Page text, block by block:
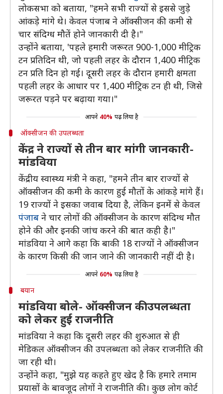
लोकसभा को बताया, "हमने सभी राज्यों से इससे जुड़े
आंकड़े मांगे थे। केवल पंजाब ने ऑक्सीजन की कमी से
चार संदिग्ध मौतें होने जानकारी दी है।"
उन्होंने बताया, 'पहले हमारी जरूरत 900-1,000 मीट्रिक
टन प्रतिदिन थी, जो पहली लहर के दौरान 1,400 मीट्रिक
टन प्रति दिन हो गई। दूसरी लहर के दौरान हमारी क्षमता
पहली लहर के आधार पर 1,400 मीट्रिक टन ही थी, जिसे
जरूरत पड़ने पर बढ़ाया गया।"
आपने 40% पढ़ लिया है
ऑक्सीजन की उपलब्धता
केंद्र ने राज्यों से तीन बार मांगी जानकारी-
मांडविया
केंद्रीय स्वास्थ्य मंत्री ने कहा, "हमने तीन बार राज्यों से
ऑक्सीजन की कमी के कारण हुई मौतों के आंकड़े मांगे हैं।
19 राज्यों ने इसका जवाब दिया है, लेकिन इनमें से केवल
पंजाब ने चार लोगों की ऑक्सीजन के कारण संदिग्ध मौत
होने की और इनकी जांच करने की बात कही है।"
मांडविया ने आगे कहा कि बाकी 18 राज्यों ने ऑक्सीजन
के कारण किसी की जान जाने की जानकारी नहीं दी है।
आपने 60% पढ़ लिया है
बयान
मांडविया बोले- ऑक्सीजन की उपलब्धता
को लेकर हुई राजनीति
मांडविया ने कहा कि दूसरी लहर की शुरुआत से ही
मेडिकल ऑक्सीजन की उपलब्धता को लेकर राजनीति की
जा रही थी।
उन्होंने कहा, "मुझे यह कहते हुए खेद है कि हमारे तमाम
प्रयासों के बावजूद लोगों ने राजनीति की। कुछ लोग कोर्ट